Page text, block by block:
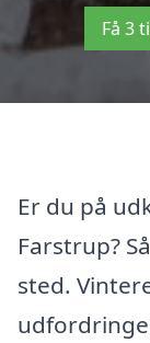
Få 3
Er du på
Farstrup?
sted.